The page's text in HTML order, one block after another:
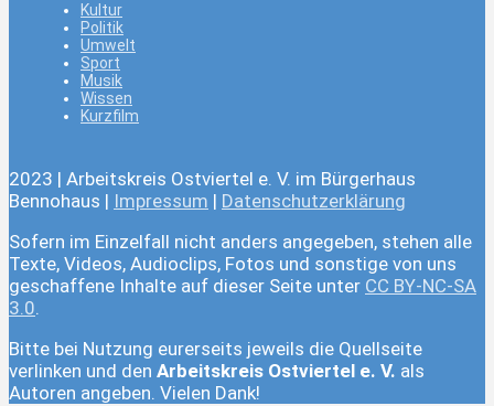
Kultur
Politik
Umwelt
Sport
Musik
Wissen
Kurzfilm
2023 | Arbeitskreis Ostviertel e. V. im Bürgerhaus
Bennohaus | Impressum | Datenschutzerklärung
Sofern im Einzelfall nicht anders angegeben, stehen alle
Texte, Videos, Audioclips, Fotos und sonstige von uns
geschaffene Inhalte auf dieser Seite unter CC BY-NC-SA
3.0.
Bitte bei Nutzung eurerseits jeweils die Quellseite
verlinken und den Arbeitskreis Ostviertel e. V. als
Autoren angeben. Vielen Dank!